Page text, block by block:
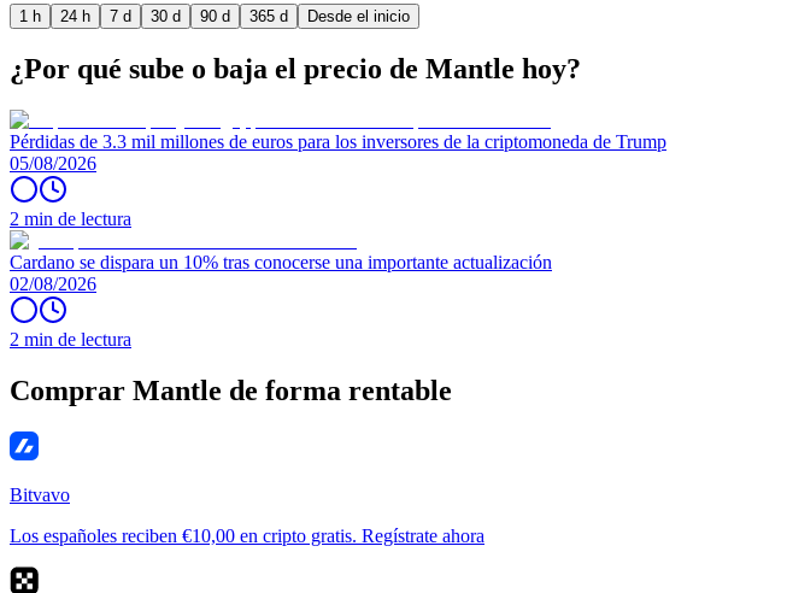
1 h 24 h 7 d 30 d 90 d 365 d Desde el inicio
¿Por qué sube o baja el precio de Mantle hoy?
Pérdidas de 3.3 mil millones de euros para los inversores de la criptomoneda de Trump
05/08/2026
2 min de lectura
Cardano se dispara un 10% tras conocerse una importante actualización
02/08/2026
2 min de lectura
Comprar Mantle de forma rentable
Bitvavo
Los españoles reciben €10,00 en cripto gratis. Regístrate ahora